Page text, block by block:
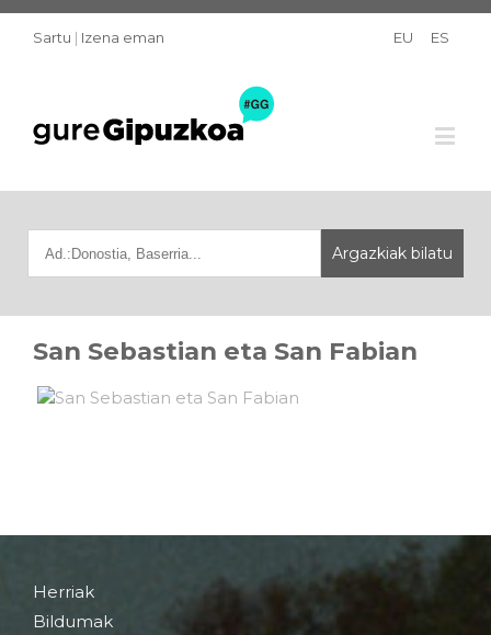
Sartu | Izena eman EU ES
San Sebastian eta San Fabian
Herriak
Bildumak